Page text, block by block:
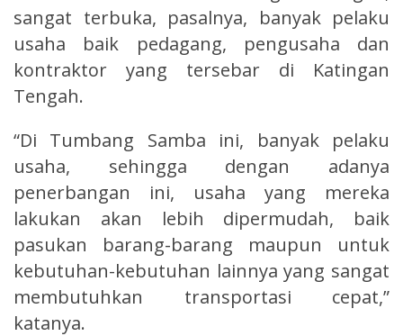
sangat terbuka, pasalnya, banyak pelaku
usaha baik pedagang, pengusaha dan
kontraktor yang tersebar di Katingan
Tengah.
“Di Tumbang Samba ini, banyak pelaku
usaha, sehingga dengan adanya
penerbangan ini, usaha yang mereka
lakukan akan lebih dipermudah, baik
pasukan barang-barang maupun untuk
kebutuhan-kebutuhan lainnya yang sangat
membutuhkan transportasi cepat,”
katanya.